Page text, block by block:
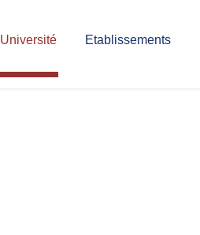
Université Etablissements